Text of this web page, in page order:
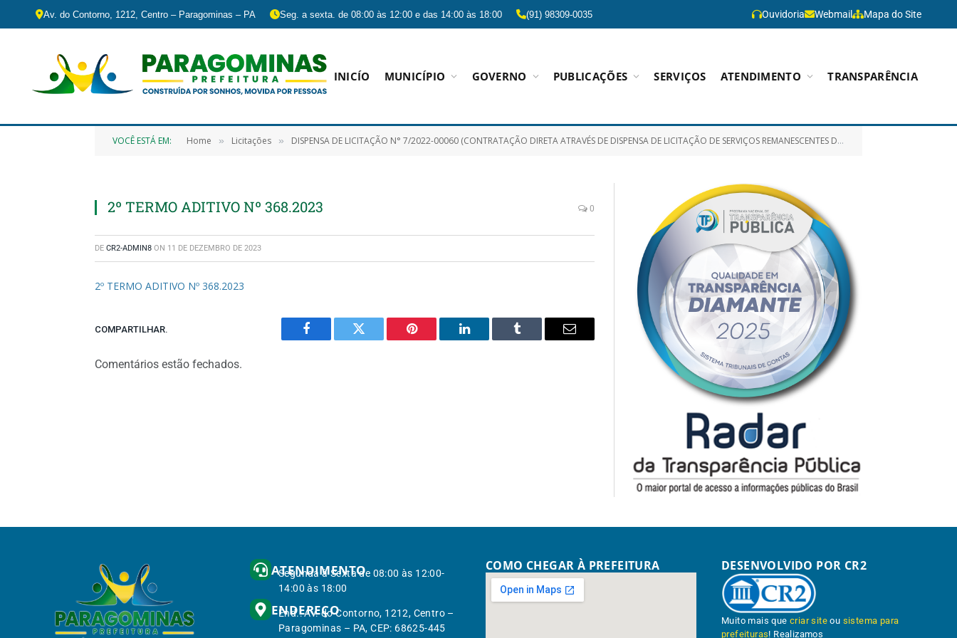
Av. do Contorno, 1212, Centro – Paragominas – PA Seg. a sexta. de 08:00 às 12:00 e das 14:00 às 18:00 (91) 98309-0035 Ouvidoria Webmail Mapa do Site
INICÍO MUNICÍPIO GOVERNO PUBLICAÇÕES SERVIÇOS ATENDIMENTO TRANSPARÊNCIA
VOCÊ ESTÁ EM: Home » Licitações » DISPENSA DE LICITAÇÃO N° 7/2022-00060 (CONTRATAÇÃO DIRETA ATRAVÉS DE DISPENSA DE LICITAÇÃO DE SERVIÇOS REMANESCENTES DO PROCESSO LICITATÓRIO PREGÃO PRESENCIAL N° 9/2017-00019 REFERENTE AO TRANSPORTE ESCOLAR PARA ALUNOS RESIDENTES NAS ZONAS URBANA E RURAL DO MUNICÍPIO DE PARAGOMINAS)
2º TERMO ADITIVO Nº 368.2023 0
DE CR2-ADMIN8 ON 11 DE DEZEMBRO DE 2023
2º TERMO ADITIVO Nº 368.2023
COMPARTILHAR.
Facebook Twitter Pinterest LinkedIn Tumblr Email
Comentários estão fechados.
ATENDIMENTO
Segunda à Sexta de 08:00 às 12:00-
14:00 às 18:00
ENDEREÇO
End.: Av. do Contorno, 1212, Centro –
Paragominas – PA, CEP: 68625-445
COMO CHEGAR À PREFEITURA DESENVOLVIDO POR CR2
Muito mais quecriar site ou sistema para
prefeituras! Realizamos